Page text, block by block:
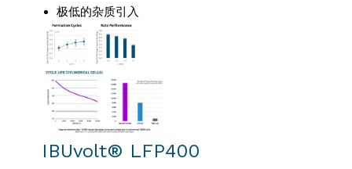
极低的杂质引入
IBUvolt® LFP400